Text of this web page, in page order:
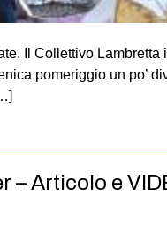
Il Collettivo
pomeriggio un po’
– Articolo e